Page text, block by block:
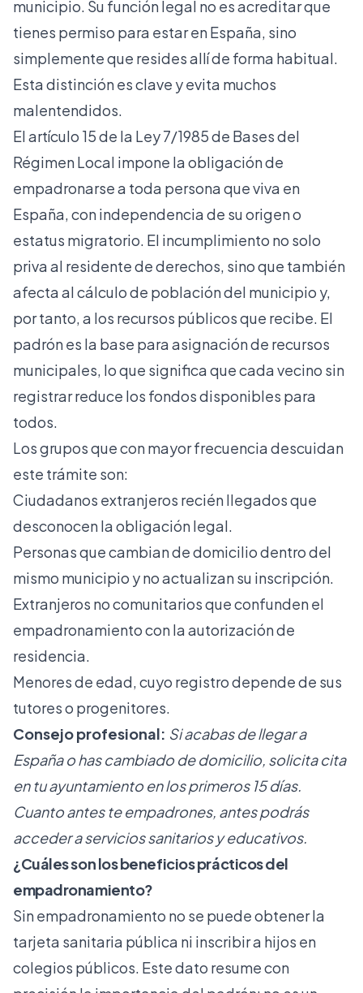
municipio. Su función legal no es acreditar que
tienes permiso para estar en España, sino
simplemente que resides allí de forma habitual.
Esta distinción es clave y evita muchos
malentendidos.
El artículo 15 de la Ley 7/1985 de Bases del
Régimen Local impone la obligación de
empadronarse a toda persona que viva en
España, con independencia de su origen o
estatus migratorio. El incumplimiento no solo
priva al residente de derechos, sino que también
afecta al cálculo de población del municipio y,
por tanto, a los recursos públicos que recibe. El
padrón es la base para asignación de recursos
municipales, lo que significa que cada vecino sin
registrar reduce los fondos disponibles para
todos.
Los grupos que con mayor frecuencia descuidan
este trámite son:
Ciudadanos extranjeros recién llegados que
desconocen la obligación legal.
Personas que cambian de domicilio dentro del
mismo municipio y no actualizan su inscripción.
Extranjeros no comunitarios que confunden el
empadronamiento con la autorización de
residencia.
Menores de edad, cuyo registro depende de sus
tutores o progenitores.
Consejo profesional: Si acabas de llegar a
España o has cambiado de domicilio, solicita cita
en tu ayuntamiento en los primeros 15 días.
Cuanto antes te empadrones, antes podrás
acceder a servicios sanitarios y educativos.
¿Cuáles son los beneficios prácticos del
empadronamiento?
Sin empadronamiento no se puede obtener la
tarjeta sanitaria pública ni inscribir a hijos en
colegios públicos. Este dato resume con